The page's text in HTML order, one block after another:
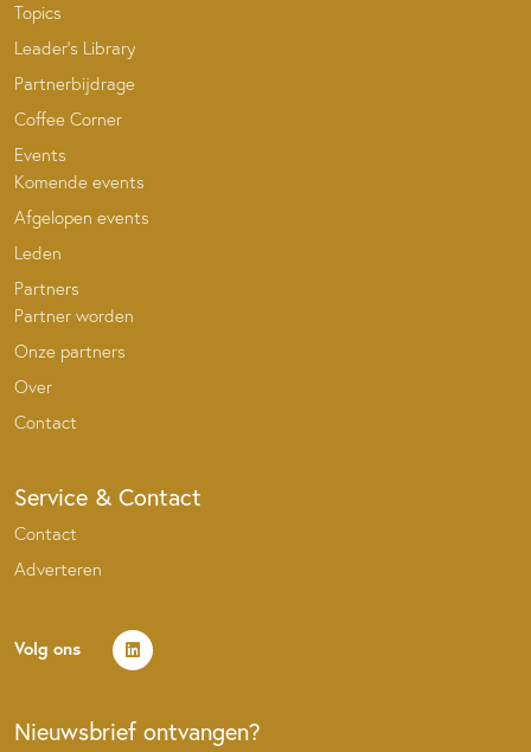
Topics
Leader’s Library
Partnerbijdrage
Coffee Corner
Events
Komende events
Afgelopen events
Leden
Partners
Partner worden
Onze partners
Over
Contact
Service & Contact
Contact
Adverteren
Volg ons
Nieuwsbrief ontvangen?